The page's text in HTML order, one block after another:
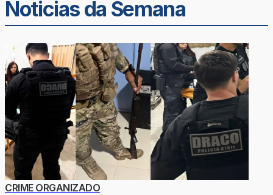
Noticias da Semana
CRIME ORGANIZADO